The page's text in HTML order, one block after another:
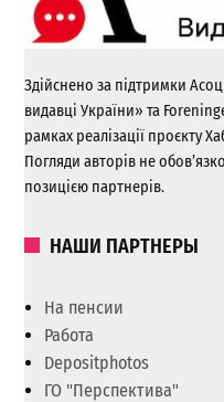
Здійснено за підтримки
видавці України» та
рамках реалізації проєкту
Погляди авторів не
позицією партнерів.
НАШИ ПАРТНЕРЫ
На пенсии
Работа
Depositphotos
ГО "Перспектива"